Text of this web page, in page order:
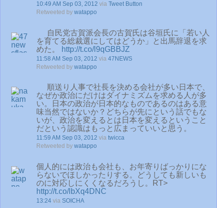
10:49 AM Sep 03, 2012 via Tweet Button
Retweeted by watappo
自民党古賀派会長の古賀氏は谷垣氏に「若い人
を育てる総裁選にしてはどうか」と出馬辞退を求
めた。
http://t.co/l9qGBBJZ
11:58 AM Sep 03, 2012 via 47NEWS
Retweeted by watappo
順送り人事で社長を決める会社が多い日本で、
なぜか政治にだけはダイナミズムを求める人が多
い。日本の政治が日本的なものであるのはある意
味当然ではないか？どちらが先にという話でもな
いが、政治を変えるとは日本を変えるということ
だという認識はもっと広まっていいと思う。
11:59 AM Sep 03, 2012 via twicca
Retweeted by watappo
個人的には政治も会社も、お年寄りばっかりにな
らないでほしかったりする。どうしても新しいも
のに対応しにくくなるだろうし。RT>
http://t.co/lbXq4DNC
13:24 via SOICHA